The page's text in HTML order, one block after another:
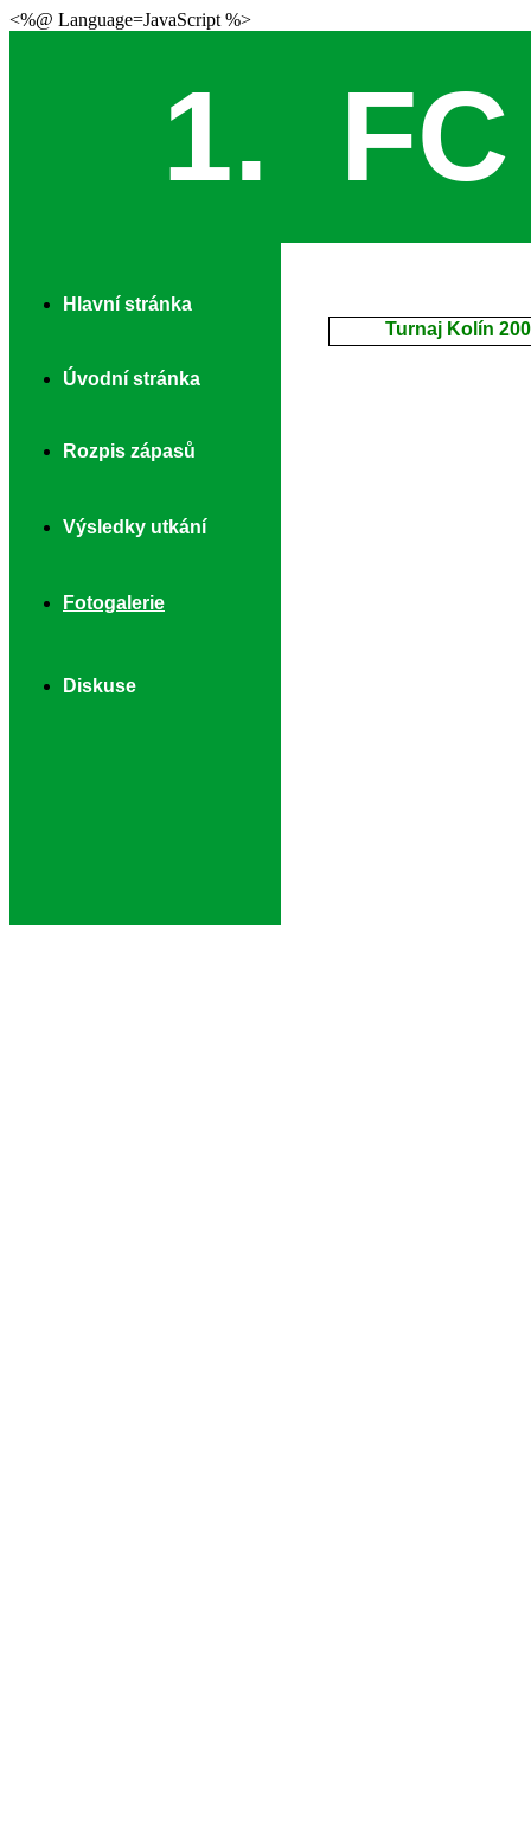
<%@ Language=JavaScript %>
1.
Hlavní stránka
Turnaj Kolín
Úvodní stránka
Rozpis zápasů
Výsledky utkání
Fotogalerie
Diskuse